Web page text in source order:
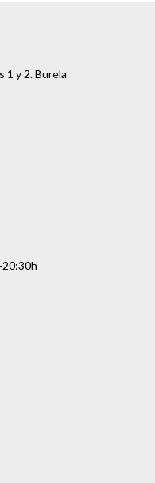
1 y 2. Burela
20:30h